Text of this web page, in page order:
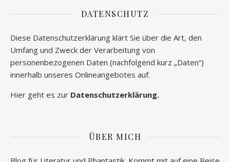
DATENSCHUTZ
Diese Datenschutzerklärung klärt Sie über die Art, den
Umfang und Zweck der Verarbeitung von
personenbezogenen Daten (nachfolgend kurz „Daten“)
innerhalb unseres Onlineangebotes auf.
Hier geht es zur Datenschutzerklärung.
ÜBER MICH